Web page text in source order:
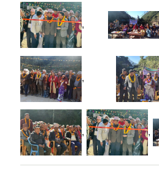
,
,
, ,